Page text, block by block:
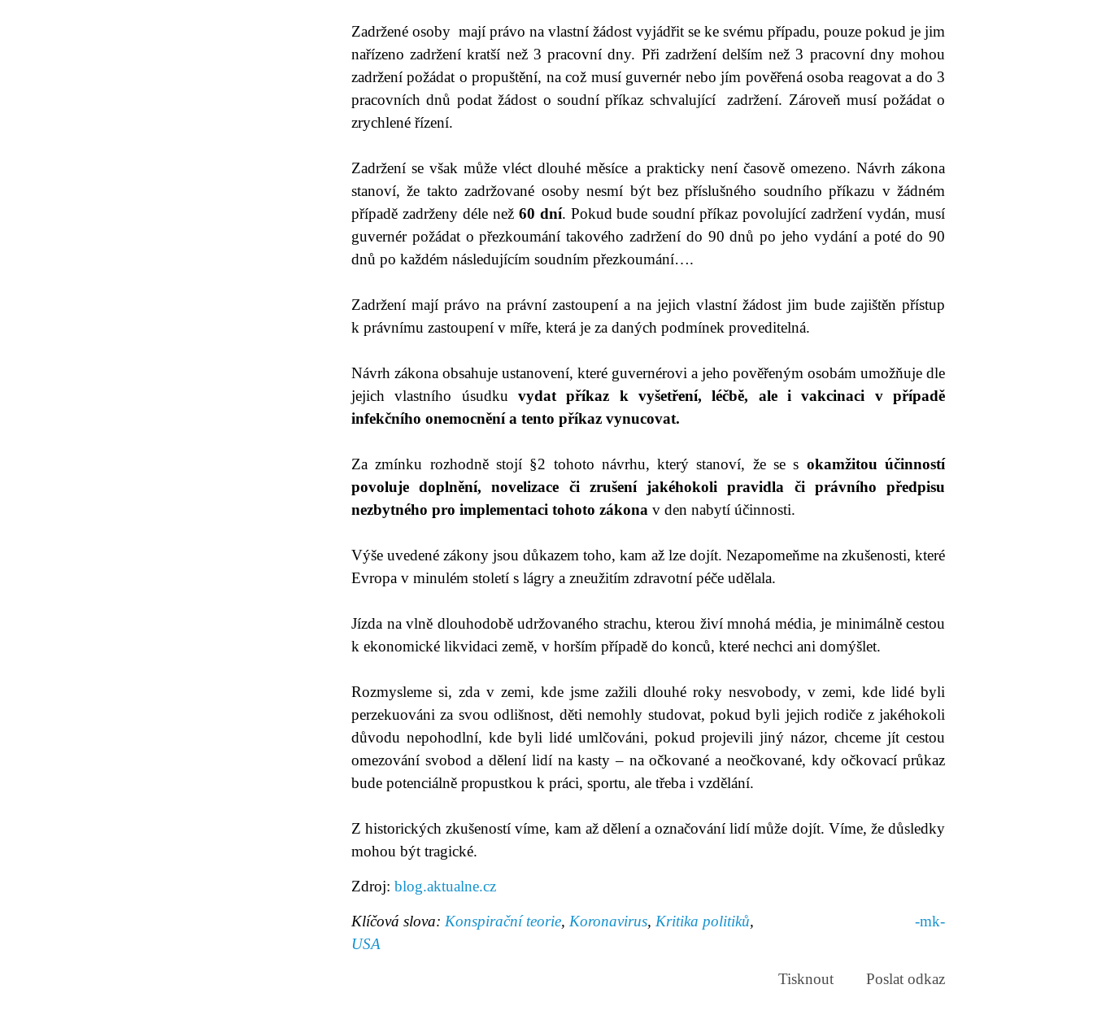
Zadržené osoby mají právo na vlastní žádost vyjádřit se ke svému případu, pouze pokud je jim
nařízeno zadržení kratší než 3 pracovní dny. Při zadržení delším než 3 pracovní dny mohou
zadržení požádat o propuštění, na což musí guvernér nebo jím pověřená osoba reagovat a do 3
pracovních dnů podat žádost o soudní příkaz schvalující zadržení. Zároveň musí požádat o
zrychlené řízení.
Zadržení se však může vléct dlouhé měsíce a prakticky není časově omezeno. Návrh zákona
stanoví, že takto zadržované osoby nesmí být bez příslušného soudního příkazu v žádném
případě zadrženy déle než 60 dní. Pokud bude soudní příkaz povolující zadržení vydán, musí
guvernér požádat o přezkoumání takového zadržení do 90 dnů po jeho vydání a poté do 90
dnů po každém následujícím soudním přezkoumání….
Zadržení mají právo na právní zastoupení a na jejich vlastní žádost jim bude zajištěn přístup
k právnímu zastoupení v míře, která je za daných podmínek proveditelná.
Návrh zákona obsahuje ustanovení, které guvernérovi a jeho pověřeným osobám umožňuje dle
jejich vlastního úsudku vydat příkaz k vyšetření, léčbě, ale i vakcinaci v případě
infekčního onemocnění a tento příkaz vynucovat.
Za zmínku rozhodně stojí §2 tohoto návrhu, který stanoví, že se s okamžitou účinností
povoluje doplnění, novelizace či zrušení jakéhokoli pravidla či právního předpisu
nezbytného pro implementaci tohoto zákona v den nabytí účinnosti.
Výše uvedené zákony jsou důkazem toho, kam až lze dojít. Nezapomeňme na zkušenosti, které
Evropa v minulém století s lágry a zneužitím zdravotní péče udělala.
Jízda na vlně dlouhodobě udržovaného strachu, kterou živí mnohá média, je minimálně cestou
k ekonomické likvidaci země, v horším případě do konců, které nechci ani domýšlet.
Rozmysleme si, zda v zemi, kde jsme zažili dlouhé roky nesvobody, v zemi, kde lidé byli
perzekuováni za svou odlišnost, děti nemohly studovat, pokud byli jejich rodiče z jakéhokoli
důvodu nepohodlní, kde byli lidé umlčováni, pokud projevili jiný názor, chceme jít cestou
omezování svobod a dělení lidí na kasty – na očkované a neočkované, kdy očkovací průkaz
bude potenciálně propustkou k práci, sportu, ale třeba i vzdělání.
Z historických zkušeností víme, kam až dělení a označování lidí může dojít. Víme, že důsledky
mohou být tragické.
Zdroj: blog.aktualne.cz
Klíčová slova: Konspirační teorie, Koronavirus, Kritika politiků,
USA
-mk-
Tisknout Poslat odkaz